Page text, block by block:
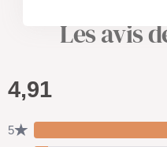
Les avis